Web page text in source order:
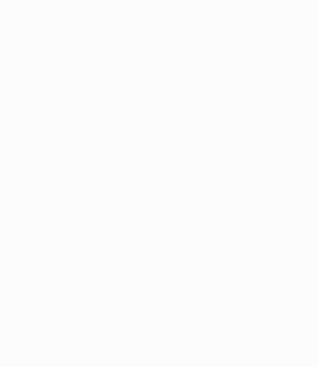
při návrhu
To znamená, že návrh